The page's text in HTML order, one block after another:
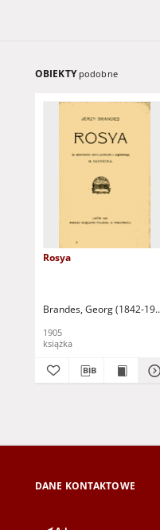
OBIEKTY podobne
Rosya
Brandes, Georg (1842-
1905
książka
DANE KONTAKTOWE